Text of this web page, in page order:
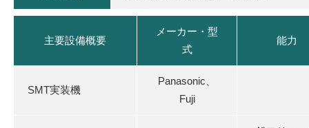
主要設備概要
メーカー・型
式
能力
SMT実装機
Panasonic、
Fuji